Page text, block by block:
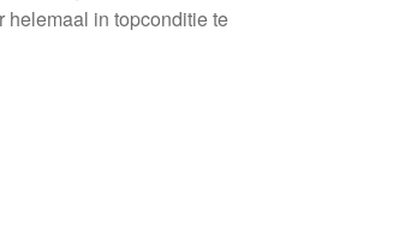
helemaal in topconditie te